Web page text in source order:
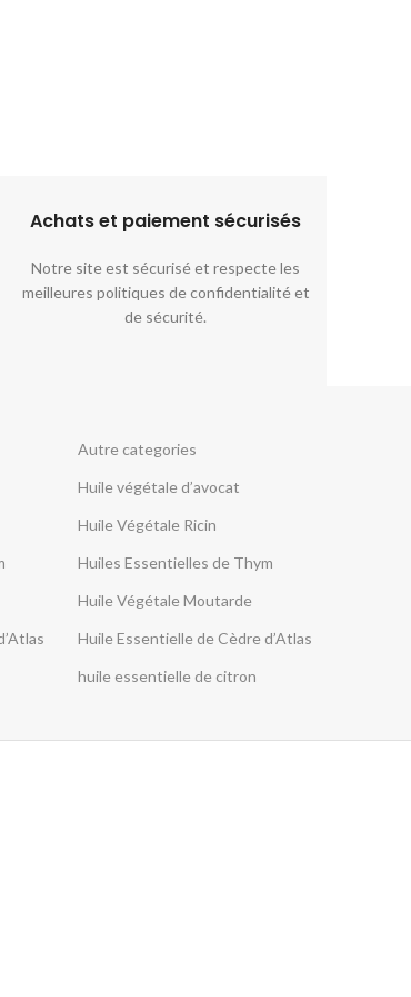
Achats et paiement sécurisés​
Notre site est sécurisé et respecte les
meilleures politiques de confidentialité et
de sécurité.
Autre categories
Huile végétale d’avocat
Huile Végétale Ricin
Huiles Essentielles de Thym
Huile Végétale Moutarde
Huile Essentielle de Cèdre d’Atlas
huile essentielle de citron